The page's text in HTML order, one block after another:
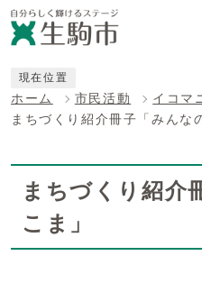
現在位置
ホーム 市民活動
イコマ
まちづくり紹介冊子「みんな
まちづくり紹介
こま」